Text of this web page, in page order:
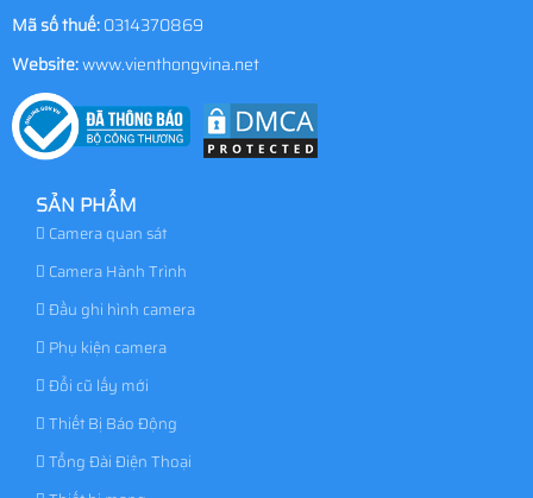
Mã số thuế:0314370869
Website:www.vienthongvina.net
SẢN PHẨM
Camera quan sát
Camera Hành Trình
Đầu ghi hình camera
Phụ kiện camera
Đổi cũ lấy mới
Thiết Bị Báo Động
Tổng Đài Điện Thoại